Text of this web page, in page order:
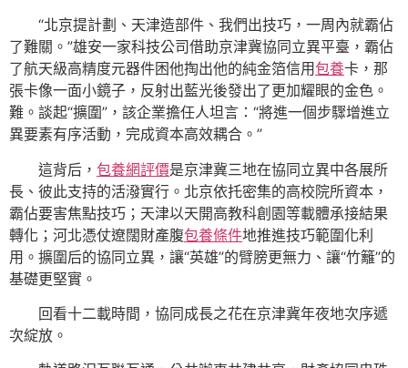
“北京提計劃、天津造部件、我們出技巧，一周內就霸佔
了難關。”雄安一家科技公司借助京津冀協同立異平臺，霸佔
了航天級高精度元器件困他掏出他的純金箔信用包養卡，那
張卡像一面小鏡子，反射出藍光後發出了更加耀眼的金色。
難。談起“擴圍”，該企業擔任人坦言：“將進一個步驟增進立
異要素有序活動，完成資本高效耦合。”
這背后， 包養網評價是京津冀三地在協同立異中各展所
長、彼此支持的活潑實行。北京依托密集的高校院所資本，
霸佔要害焦點技巧；天津以天開高教科創園等載體承接結果
轉化；河北憑仗遼闊財產腹包養條件地推進技巧範圍化利
用。擴圍后的協同立異，讓“英雄”的臂膀更無力、讓“竹籬”的
基礎更堅實。
回看十二載時間，協同成長之花在京津冀年夜地次序遞
次綻放。